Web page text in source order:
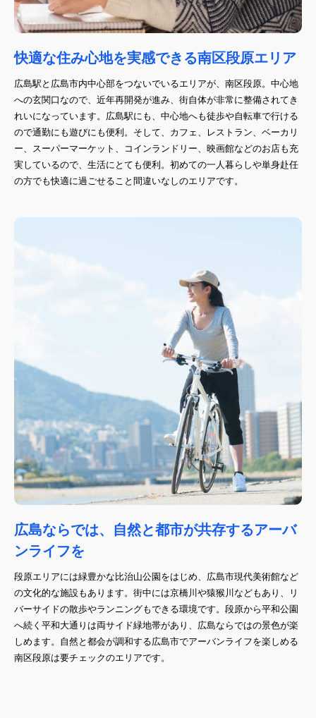
快適な住み心地を実感できる南区段原エリア
広島駅と広島市内中心部をつないでいるエリアが、南区段原。中心地
への玄関口なので、近年再開発が進み、街自体が非常に整備されてき
れいになっています。広島駅にも、中心地へも徒歩や自転車で行ける
ので通勤にも遊びにも便利。そして、カフェ、レストラン、ベーカリ
ー、スーパーマーケット、コインランドリー、映画館などのお店も充
実しているので、生活にとても便利。初めての一人暮らしや単身赴任
の方でも快適に過ごせること間違いなしのエリアです。
広島ならでは、自然と都市が共存するアーバ
ンライフを
段原エリアには緑豊かな比治山公園をはじめ、広島市現代美術館など
の文化的な施設もあります。街中には京橋川や猿猴川などもあり、リ
バーサイドの散歩やランニングもできる環境です。段原から平和公園
へ続く平和大通りは両サイド緑地帯があり、広島ならではの景色が楽
しめます。自然と都会が調和する広島市でアーバンライフを楽しめる
南区段原は要チェックのエリアです。